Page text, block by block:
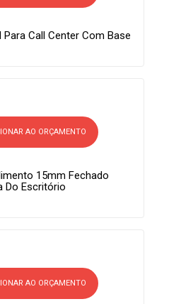
Para Call Center Com Base
AO ORÇAMENTO
15mm Fechado
Do Escritório
AO ORÇAMENTO